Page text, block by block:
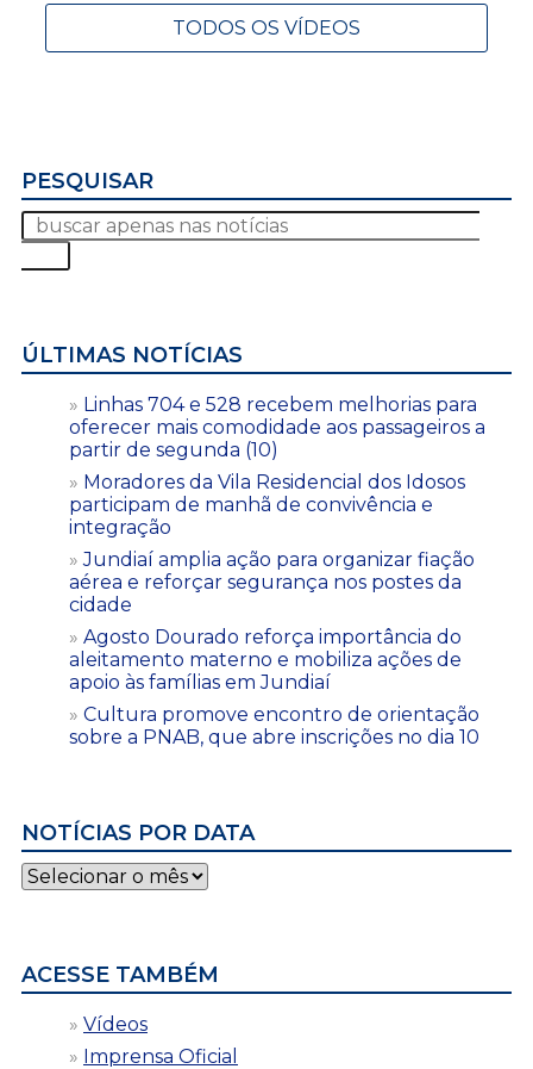
TODOS OS VÍDEOS
PESQUISAR
ÚLTIMAS NOTÍCIAS
Linhas 704 e 528 recebem melhorias para
oferecer mais comodidade aos passageiros a
partir de segunda (10)
Moradores da Vila Residencial dos Idosos
participam de manhã de convivência e
integração
Jundiaí amplia ação para organizar fiação
aérea e reforçar segurança nos postes da
cidade
Agosto Dourado reforça importância do
aleitamento materno e mobiliza ações de
apoio às famílias em Jundiaí
Cultura promove encontro de orientação
sobre a PNAB, que abre inscrições no dia 10
NOTÍCIAS POR DATA
Notícias
por
ACESSE TAMBÉM
Vídeos
Imprensa Oficial